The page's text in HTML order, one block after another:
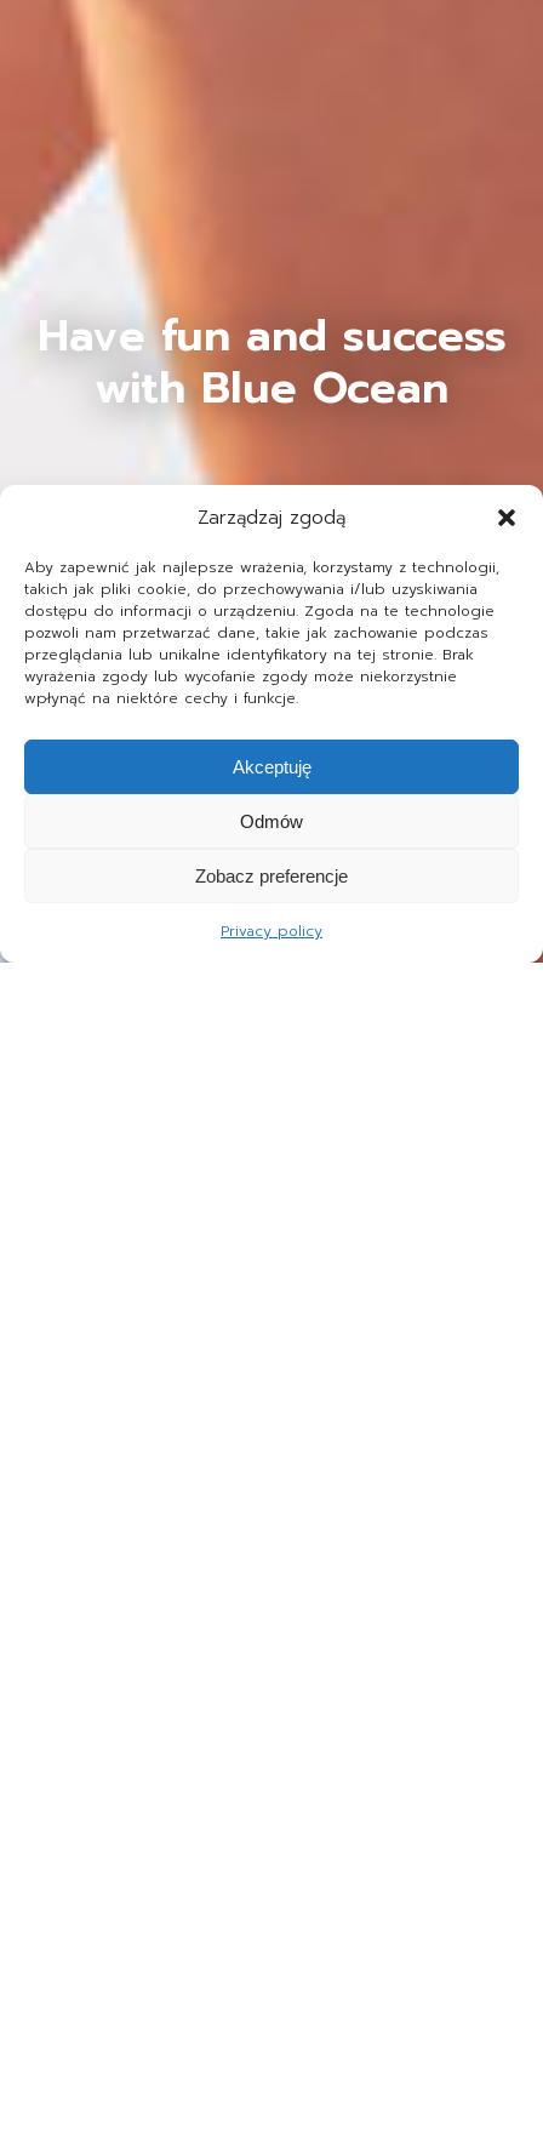
Zarządzaj zgodą
Aby zapewnić jak najlepsze wrażenia, korzystamy z technologii,
takich jak pliki cookie, do przechowywania i/lub uzyskiwania
dostępu do informacji o urządzeniu. Zgoda na te technologie
pozwoli nam przetwarzać dane, takie jak zachowanie podczas
przeglądania lub unikalne identyfikatory na tej stronie. Brak
wyrażenia zgody lub wycofanie zgody może niekorzystnie
wpłynąć na niektóre cechy i funkcje.
Akceptuję
Odmów
Zobacz preferencje
Privacy policy
Have fun and success
with Blue Ocean